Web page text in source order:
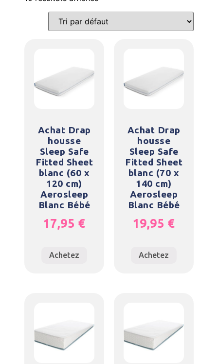
Achat Drap
housse
Sleep Safe
Fitted Sheet
blanc (60 x
120 cm)
Aerosleep
Blanc Bébé
17,95 €
Achetez
Achat Drap
housse
Sleep Safe
Fitted Sheet
blanc (70 x
140 cm)
Aerosleep
Blanc Bébé
19,95 €
Achetez